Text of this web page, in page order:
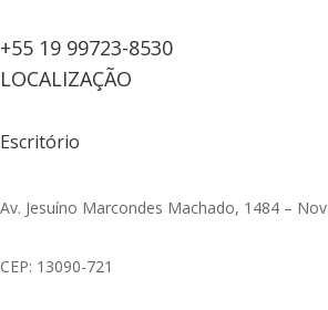
+55 19 99723-8530
LOCALIZAÇÃO
Escritório
Av. Jesuíno Marcondes Machado, 1484 –
CEP: 13090-721